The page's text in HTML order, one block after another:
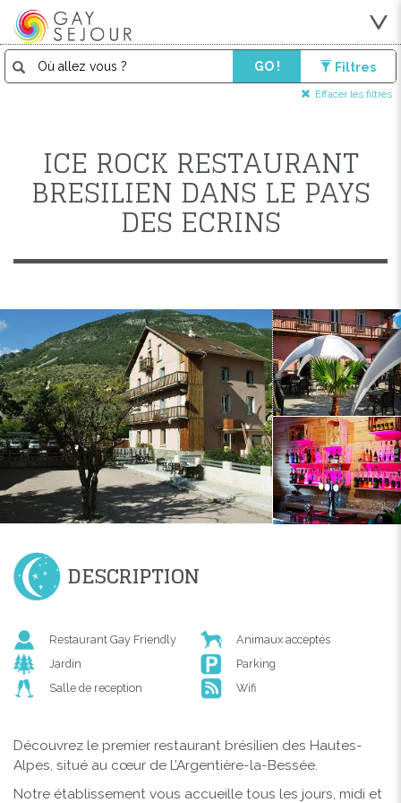
GO ! Filtres
Effacer les filtres
ICE ROCK RESTAURANT
BRESILIEN DANS LE PAYS
DES ECRINS
DESCRIPTION
Restaurant Gay Friendly
Animaux acceptés
Jardin
Parking
Salle de reception
Wifi
Découvrez le premier restaurant brésilien des Hautes-
Alpes, situé au cœur de L’Argentière-la-Bessée.
Notre établissement vous accueille tous les jours, midi et